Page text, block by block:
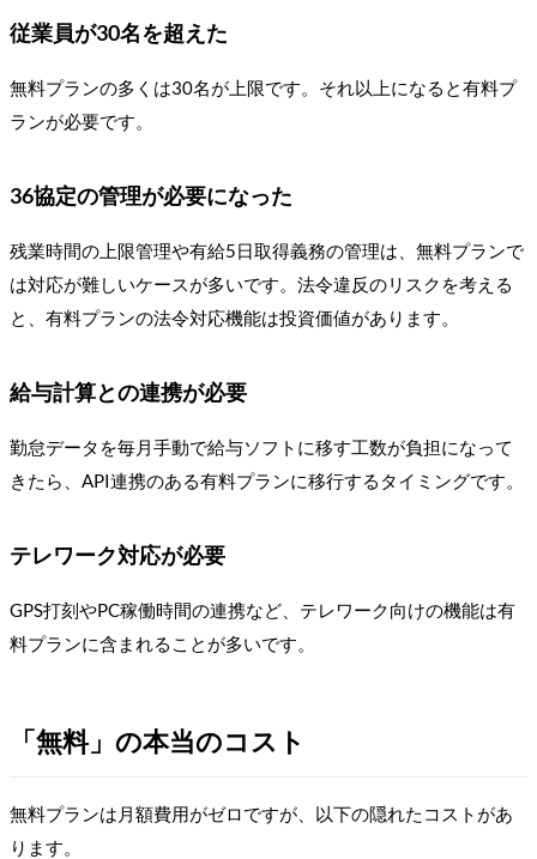
従業員が30名を超えた
無料プランの多くは30名が上限です。それ以上になると有料プ
ランが必要です。
36協定の管理が必要になった
残業時間の上限管理や有給5日取得義務の管理は、無料プランで
は対応が難しいケースが多いです。法令違反のリスクを考える
と、有料プランの法令対応機能は投資価値があります。
給与計算との連携が必要
勤怠データを毎月手動で給与ソフトに移す工数が負担になって
きたら、API連携のある有料プランに移行するタイミングです。
テレワーク対応が必要
GPS打刻やPC稼働時間の連携など、テレワーク向けの機能は有
料プランに含まれることが多いです。
「無料」の本当のコスト
無料プランは月額費用がゼロですが、以下の隠れたコストがあ
ります。